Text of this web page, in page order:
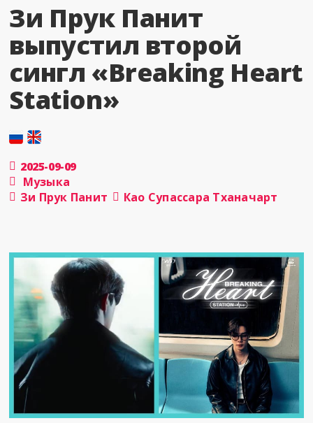
Зи Прук Панит
выпустил второй
сингл «Breaking Heart
Station»
2025-09-09
Музыка
Зи Прук Панит
Као Супассара Тханачарт